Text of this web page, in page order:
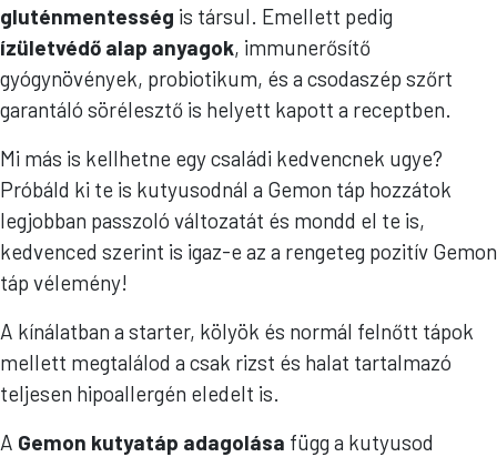
gluténmentesség is társul. Emellett pedig
ízületvédő alap anyagok, immunerősítő
gyógynövények, probiotikum, és a csodaszép szőrt
garantáló sörélesztő is helyett kapott a receptben.
Mi más is kellhetne egy családi kedvencnek ugye?
Próbáld ki te is kutyusodnál a Gemon táp hozzátok
legjobban passzoló változatát és mondd el te is,
kedvenced szerint is igaz-e az a rengeteg pozitív Gemon
táp vélemény!
A kínálatban a starter, kölyök és normál felnőtt tápok
mellett megtalálod a csak rizst és halat tartalmazó
teljesen hipoallergén eledelt is.
A Gemon kutyatáp adagolása függ a kutyusod